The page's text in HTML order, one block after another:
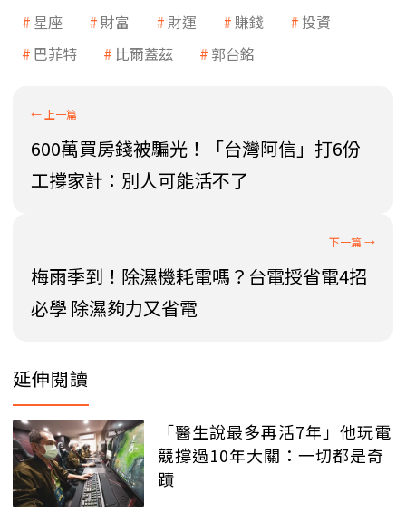
星座 財富 財運 賺錢
投資
巴菲特
比爾蓋茲 郭台銘
600萬買房錢被騙光！「台灣阿信」打6份
工撐家計：別人可能活不了
梅雨季到！除濕機耗電嗎？台電授省電4招
必學 除濕夠力又省電
延伸閱讀
「醫生說最多再活7年」他玩電
競撐過10年大關：一切都是奇
蹟